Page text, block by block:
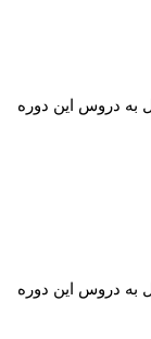
دروس این دوره
دروس این دوره